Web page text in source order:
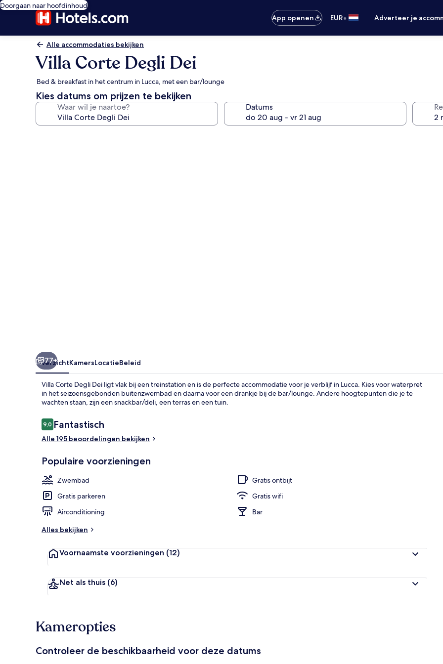
Doorgaan naar hoofdinhoud
App openen
EUR• Adverteer je
Alle accommodaties bekijken
Villa Corte Degli Dei
Bed & breakfast in het centrum in Lucca, met een bar/lounge
Kies datums om prijzen te bekijken
Waar wil je naartoe? Datums
77+
OverzichtKamersLocatieBeleid
Villa Corte Degli Dei ligt vlak bij een treinstation en is de perfecte accommodatie voor je verblijf in Lucca. Kies voor waterpret
in het seizoensgebonden buitenzwembad en daarna voor een drankje bij de bar/lounge. Andere hoogtepunten die je te
wachten staan, zijn een snackbar/deli, een terras en een tuin.
Beoordelingen
9,09,0 op 10 –
Fantastisch
Alle 195 beoordelingen bekijken
Populaire voorzieningen
Zwembad
Gratis ontbijt
Gratis parkeren
Gratis wifi
Airconditioning
Bar
Alles bekijken
Voornaamste voorzieningen (12)
Net als thuis (6)
Kameropties
Controleer de beschikbaarheid voor deze datums